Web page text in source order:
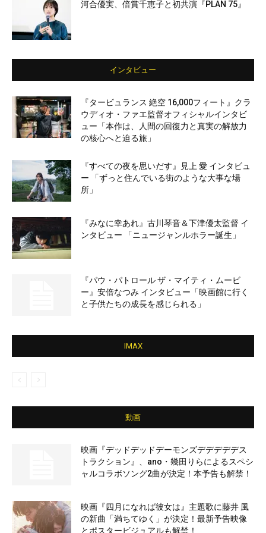
河合優実、倍賞千恵子と初共演『PLAN 75』
インタビュー
『タービュランス 絶空 16,000フィート』クラ
ウディオ・ファエ監督オフィシャルインタビ
ュー「本作は、人間の回復力と真実の解放力
の核心へと迫る旅」
『すべての夜を思いだす』見上 愛 インタビュ
ー 「ずっと住んでいる街のような大事な場
所」
『みなに幸あれ』古川琴音＆下津優太監督 イ
ンタビュー 「ニュージャンルホラー誕生」
『パウ・パトロール ザ・マイティ・ムービ
ー』安倍なつみ インタビュー「映画館に行く
と子供たちの成長を感じられる」
IMAX
動画
映画『デッドデッドデーモンズデデデデデス
トラクション』、ano・幾田りらによるスペシ
ャルコラボソング2曲が決定！本予告も解禁！
映画『四月になれば彼女は』主題歌に藤井 風
の新曲「満ちてゆく」が決定！最新予告映像
とポスタービジュアルも解禁！